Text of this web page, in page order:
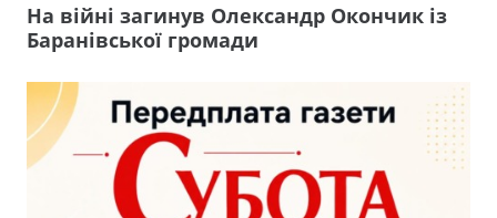
На війні загинув Олександр Окончик із
Баранівської громади